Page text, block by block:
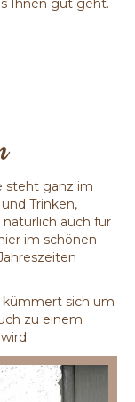
steht ganz im
Trinken,
auch für
im schönen
kümmert sich um
zu einem